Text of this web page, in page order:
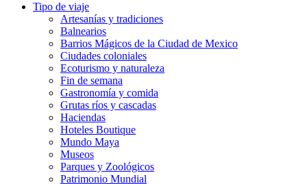
Tipo de viaje
Artesanías y tradiciones
Balnearios
Barrios Mágicos de la Ciudad de Mexico
Ciudades coloniales
Ecoturismo y naturaleza
Fin de semana
Gastronomía y comida
Grutas ríos y cascadas
Haciendas
Hoteles Boutique
Mundo Maya
Museos
Parques y Zoológicos
Patrimonio Mundial